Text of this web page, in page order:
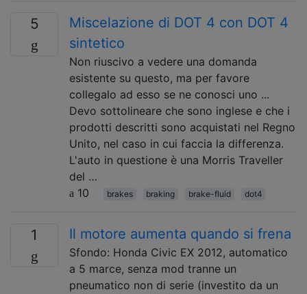
5
Miscelazione di DOT 4 con DOT 4
sintetico
Non riuscivo a vedere una domanda
esistente su questo, ma per favore
collegalo ad esso se ne conosci uno ...
Devo sottolineare che sono inglese e che i
prodotti descritti sono acquistati nel Regno
Unito, nel caso in cui faccia la differenza.
L'auto in questione è una Morris Traveller
del …
10
brakes braking brake-fluid dot4
1 Il motore aumenta quando si frena
Sfondo: Honda Civic EX 2012, automatico
a 5 marce, senza mod tranne un
pneumatico non di serie (investito da un